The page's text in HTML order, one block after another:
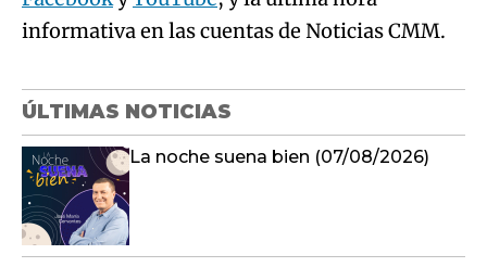
informativa en las cuentas de Noticias CMM.
ÚLTIMAS NOTICIAS
La noche suena bien (07/08/2026)